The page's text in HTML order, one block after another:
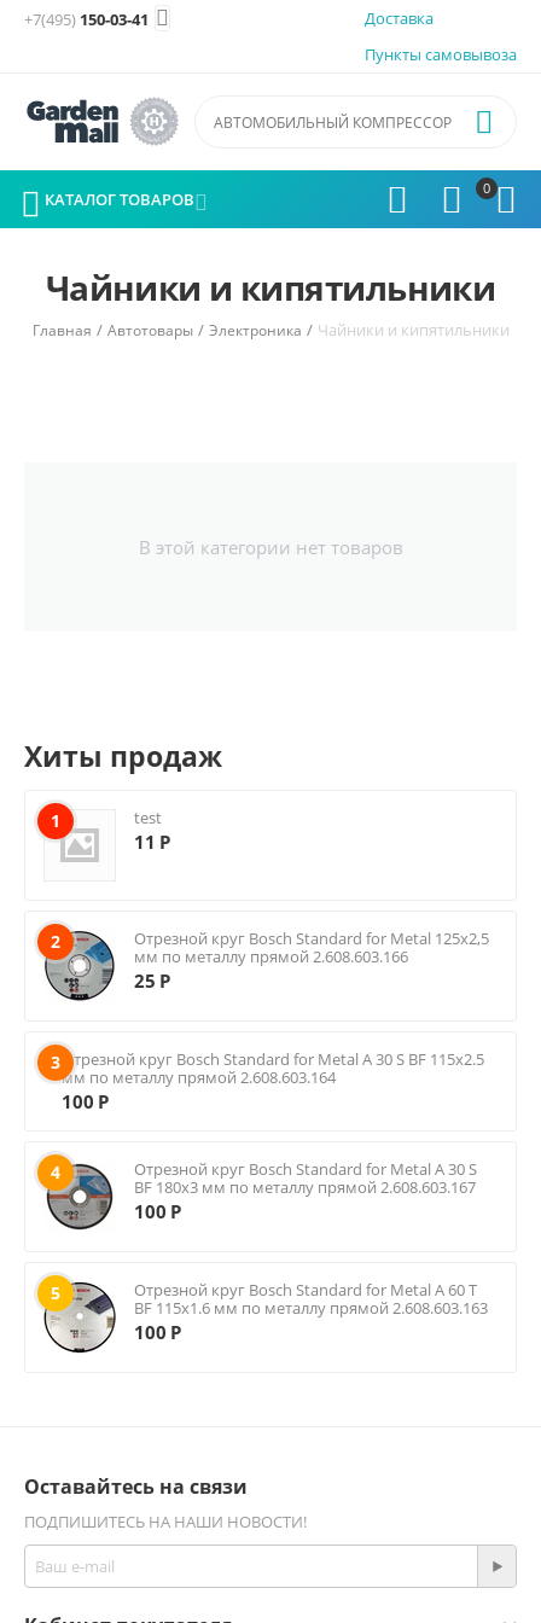
Доставка
Пункты самовывоза
+7(495) 150-03-41 
0 



 КАТАЛОГ ТОВАРОВ
Чайники и кипятильники
Главная / Автотовары / Электроника / Чайники и кипятильники
В этой категории нет товаров
Хиты продаж
1 test
11 Р
2
Отрезной круг Bosch Standard for Metal 125х2,5
мм по металлу прямой 2.608.603.166
25 Р
3 Отрезной круг Bosch Standard for Metal A 30 S BF 115х2.5
мм по металлу прямой 2.608.603.164
100 Р
4
Отрезной круг Bosch Standard for Metal A 30 S
BF 180х3 мм по металлу прямой 2.608.603.167
100 Р
5
Отрезной круг Bosch Standard for Metal A 60 T
BF 115х1.6 мм по металлу прямой 2.608.603.163
100 Р
Оставайтесь на связи
ПОДПИШИТЕСЬ НА НАШИ НОВОСТИ!